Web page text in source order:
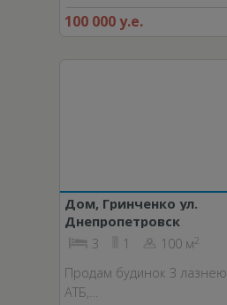
100 000 у.е.
Дом, Гринченко ул.
Днепропетровск
3
1 100 м2
Продам будинок З
АТБ,…